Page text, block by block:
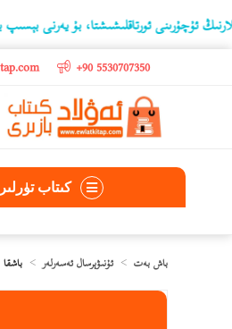
ئورتاقلىشىشتا، بۇ يەرنى بېسىپ بىز بىلەن
+90 5530707350
كىتاب
باش بەت ئۇنىۋېرسال ئەسەرلەر باشقا